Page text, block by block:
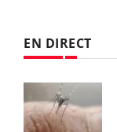
EN DIRECT